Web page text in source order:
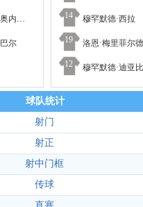
赫塞
尔
14 穆罕默德·西拉
19 洛恩·梅里菲尔德
12 穆罕默德·迪亚比
球队统计
射门
射正
射中门框
传球